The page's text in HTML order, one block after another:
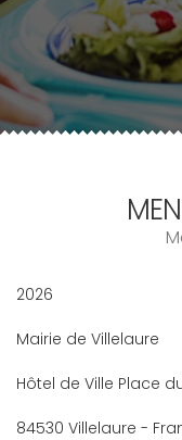
2026
Mairie de Villelaure
Hôtel de Ville Place
84530 Villelaure -